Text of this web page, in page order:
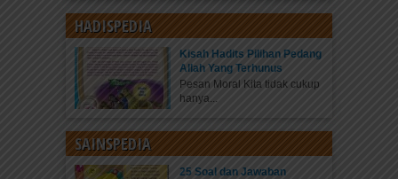
HADISPEDIA
Kisah Hadits Pilihan Pedang
Allah Yang Terhunus
Pesan Moral Kita tidak cukup
hanya...
SAINSPEDIA
25 Soal dan Jawaban